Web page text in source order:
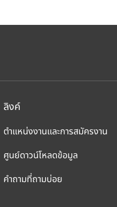
ลิงค์
ตำแหน่งงานและการสมัครงาน
ศูนย์ดาวน์โหลดข้อมูล
คำถามที่ถามบ่อย